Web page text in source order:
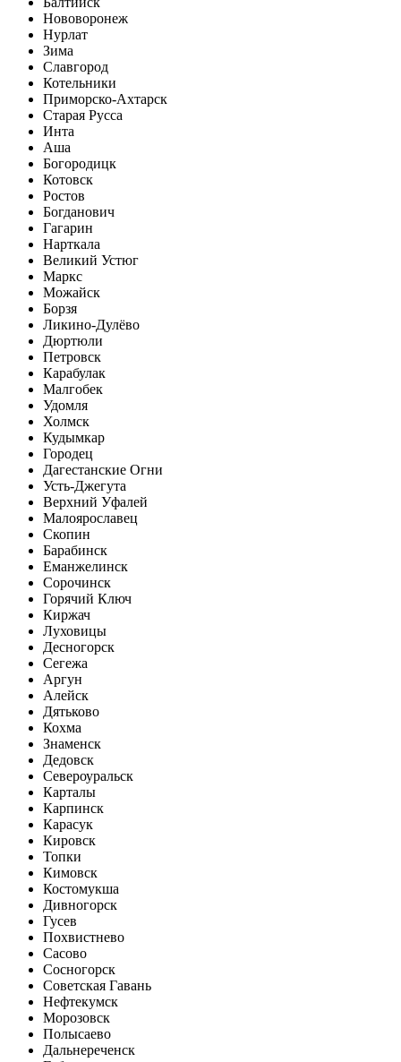
Нововоронеж
Нурлат
Зима
Славгород
Котельники
Приморско-Ахтарск
Старая Русса
Инта
Аша
Богородицк
Котовск
Ростов
Богданович
Гагарин
Нарткала
Великий Устюг
Маркс
Можайск
Борзя
Ликино-Дулёво
Дюртюли
Петровск
Карабулак
Малгобек
Удомля
Холмск
Кудымкар
Городец
Дагестанские Огни
Усть-Джегута
Верхний Уфалей
Малоярославец
Скопин
Барабинск
Еманжелинск
Сорочинск
Горячий Ключ
Киржач
Луховицы
Десногорск
Сегежа
Аргун
Алейск
Дятьково
Кохма
Знаменск
Дедовск
Североуральск
Карталы
Карпинск
Карасук
Кировск
Топки
Кимовск
Костомукша
Дивногорск
Гусев
Похвистнево
Сасово
Сосногорск
Советская Гавань
Нефтекумск
Морозовск
Полысаево
Дальнереченск